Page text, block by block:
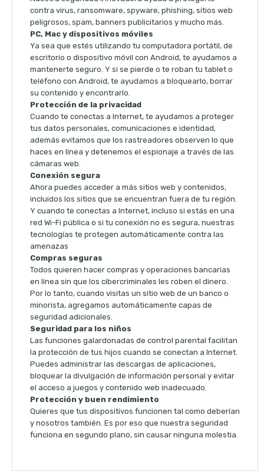
contra virus, ransomware, spyware, phishing, sitios web
peligrosos, spam, banners publicitarios y mucho más.
PC, Mac y dispositivos móviles
Ya sea que estés utilizando tu computadora portátil, de
escritorio o dispositivo móvil con Android, te ayudamos a
mantenerte seguro. Y si se pierde o te roban tu tablet o
teléfono con Android, te ayudamos a bloquearlo, borrar
su contenido y encontrarlo.
Protección de la privacidad
Cuando te conectas a Internet, te ayudamos a proteger
tus datos personales, comunicaciones e identidad,
además evitamos que los rastreadores observen lo que
haces en línea y detenemos el espionaje a través de las
cámaras web.
Conexión segura
Ahora puedes acceder a más sitios web y contenidos,
incluidos los sitios que se encuentran fuera de tu región.
Y cuando te conectas a Internet, incluso si estás en una
red Wi-Fi pública o si tu conexión no es segura, nuestras
tecnologías te protegen automáticamente contra las
amenazas
Compras seguras
Todos quieren hacer compras y operaciones bancarias
en línea sin que los cibercriminales les roben el dinero.
Por lo tanto, cuando visitas un sitio web de un banco o
minorista, agregamos automáticamente capas de
seguridad adicionales.
Seguridad para los niños
Las funciones galardonadas de control parental facilitan
la protección de tus hijos cuando se conectan a Internet.
Puedes administrar las descargas de aplicaciones,
bloquear la divulgación de información personal y evitar
el acceso a juegos y contenido web inadecuado.
Protección y buen rendimiento
Quieres que tus dispositivos funcionen tal como deberían
y nosotros también. Es por eso que nuestra seguridad
funciona en segundo plano, sin causar ninguna molestia.